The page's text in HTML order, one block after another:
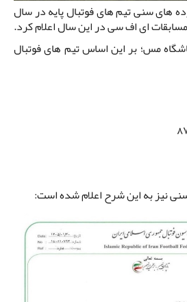
های سنی تیم های فوتبال پایه در سال
مس؛ بر این اساس تیم های فوتبال
نیز به این شرح اعلام شده است: